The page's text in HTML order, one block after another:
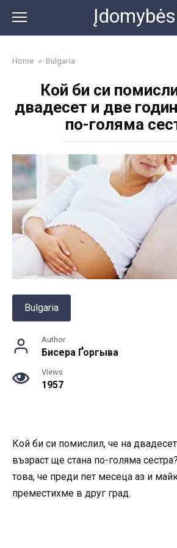
content
Home » Bulgaria
Кой би си
двадесет и две
по-голяма
Bulgaria
Author
Бисера Ґоргыва
Views
1957
Кой би си помислил, че на
възраст ще стана по-голяма
това, че преди пет месеца аз и
преместихме в друг град.